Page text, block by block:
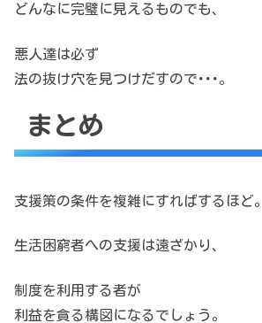
どんなに完璧に見えるものでも、
悪人達は必ず
法の抜け穴を見つけだすので･･･。
まとめ
支援策の条件を複雑にすればするほど。
生活困窮者への支援は遠ざかり、
制度を利用する者が
利益を貪る構図になるでしょう。